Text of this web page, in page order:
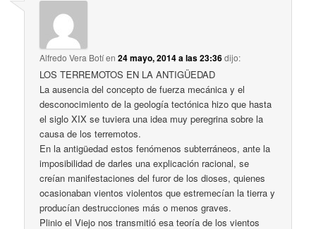
Alfredo Vera Botíen24 mayo, 2014 a las 23:36dijo:
LOS TERREMOTOS EN LA ANTIGÜEDAD
La ausencia del concepto de fuerza mecánica y el
desconocimiento de la geología tectónica hizo que hasta
el siglo XIX se tuviera una idea muy peregrina sobre la
causa de los terremotos.
En la antigüedad estos fenómenos subterráneos, ante la
imposibilidad de darles una explicación racional, se
creían manifestaciones del furor de los dioses, quienes
ocasionaban vientos violentos que estremecían la tierra y
producían destrucciones más o menos graves.
Plinio el Viejo nos transmitió esa teoría de los vientos